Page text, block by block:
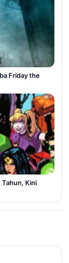
Friday the
Tahun, Kini